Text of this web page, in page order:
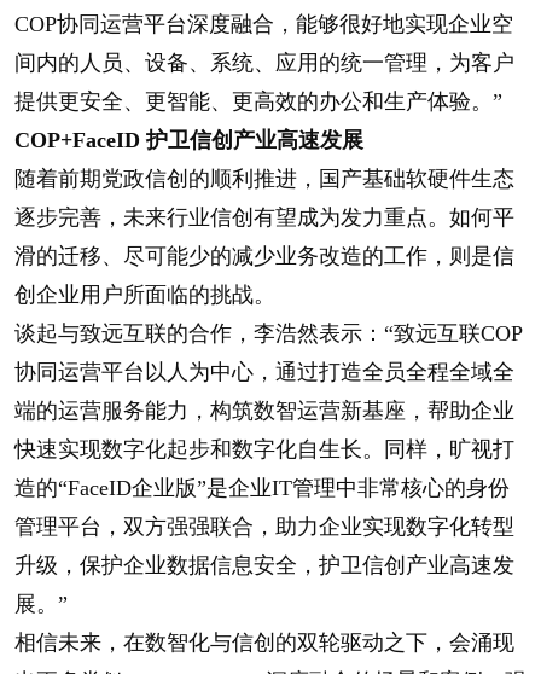
COP协同运营平台深度融合，能够很好地实现企业空
间内的人员、设备、系统、应用的统一管理，为客户
提供更安全、更智能、更高效的办公和生产体验。”
COP+FaceID 护卫信创产业高速发展
随着前期党政信创的顺利推进，国产基础软硬件生态
逐步完善，未来行业信创有望成为发力重点。如何平
滑的迁移、尽可能少的减少业务改造的工作，则是信
创企业用户所面临的挑战。
谈起与致远互联的合作，李浩然表示：“致远互联COP
协同运营平台以人为中心，通过打造全员全程全域全
端的运营服务能力，构筑数智运营新基座，帮助企业
快速实现数字化起步和数字化自生长。同样，旷视打
造的“FaceID企业版”是企业IT管理中非常核心的身份
管理平台，双方强强联合，助力企业实现数字化转型
升级，保护企业数据信息安全，护卫信创产业高速发
展。”
相信未来，在数智化与信创的双轮驱动之下，会涌现